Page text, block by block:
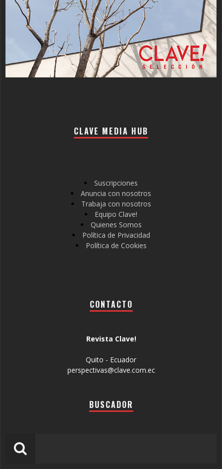
CLAVE MEDIA HUB
Suscripciones
Anuncia con nosotros
Trabaja con nosotros
Equipo Clave!
Quienes Somos
Política de Privacidad
Política de Cookies
CONTACTO
Revista Clave!
Quito - Ecuador
perspectivas@clave.com.ec
BUSCADOR